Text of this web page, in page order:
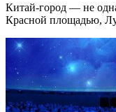
Китай-город — не
Красной площадью,